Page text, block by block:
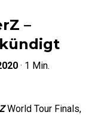
–
· 1 Min.
World Tour Finals,